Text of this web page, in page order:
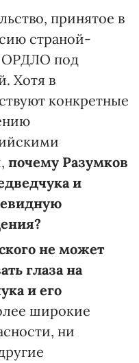
принятое в
страной-
ОРДЛО под
Хотя в
конкретные
почему Разумков
и
не может
глаза на
и его
широкие
ни